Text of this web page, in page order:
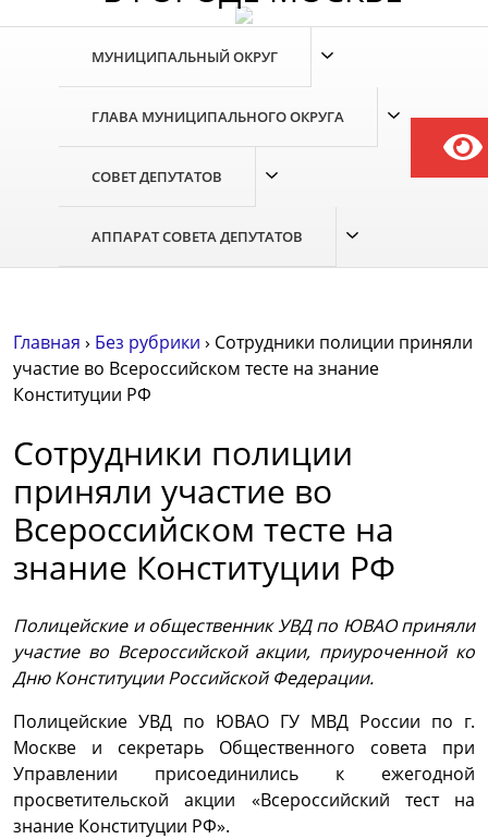
content
МУНИЦИПАЛЬНЫЙ ОКРУГ
ГЛАВА МУНИЦИПАЛЬНОГО ОКРУГА
СОВЕТ ДЕПУТАТОВ
АППАРАТ СОВЕТА ДЕПУТАТОВ
Главная › Без рубрики › Сотрудники полиции приняли
участие во Всероссийском тесте на знание
Конституции РФ
Сотрудники полиции
приняли участие во
Всероссийском тесте на
знание Конституции РФ
Полицейские и общественник УВД по ЮВАО приняли
участие во Всероссийской акции, приуроченной ко
Дню Конституции Российской Федерации.
Полицейские УВД по ЮВАО ГУ МВД России по г.
Москве и секретарь Общественного совета при
Управлении присоединились к ежегодной
просветительской акции «Всероссийский тест на
знание Конституции РФ».